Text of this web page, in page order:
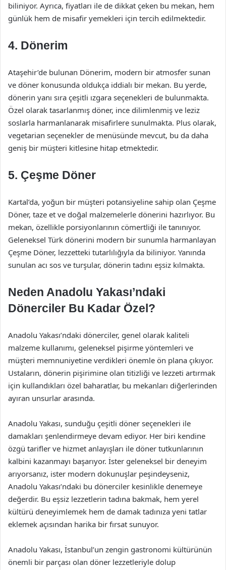
biliniyor. Ayrıca, fiyatları ile de dikkat çeken bu mekan, hem
günlük hem de misafir yemekleri için tercih edilmektedir.
4. Dönerim
Ataşehir’de bulunan Dönerim, modern bir atmosfer sunan
ve döner konusunda oldukça iddialı bir mekan. Bu yerde,
dönerin yanı sıra çeşitli ızgara seçenekleri de bulunmakta.
Özel olarak tasarlanmış döner, ince dilimlenmiş ve leziz
soslarla harmanlanarak misafirlere sunulmakta. Plus olarak,
vegetarian seçenekler de menüsünde mevcut, bu da daha
geniş bir müşteri kitlesine hitap etmektedir.
5. Çeşme Döner
Kartal’da, yoğun bir müşteri potansiyeline sahip olan Çeşme
Döner, taze et ve doğal malzemelerle dönerini hazırlıyor. Bu
mekan, özellikle porsiyonlarının cömertliği ile tanınıyor.
Geleneksel Türk dönerini modern bir sunumla harmanlayan
Çeşme Döner, lezzetteki tutarlılığıyla da biliniyor. Yanında
sunulan acı sos ve turşular, dönerin tadını eşsiz kılmakta.
Neden Anadolu Yakası’ndaki
Dönerciler Bu Kadar Özel?
Anadolu Yakası’ndaki dönerciler, genel olarak kaliteli
malzeme kullanımı, geleneksel pişirme yöntemleri ve
müşteri memnuniyetine verdikleri önemle ön plana çıkıyor.
Ustaların, dönerin pişirimine olan titizliği ve lezzeti artırmak
için kullandıkları özel baharatlar, bu mekanları diğerlerinden
ayıran unsurlar arasında.
Anadolu Yakası, sunduğu çeşitli döner seçenekleri ile
damakları şenlendirmeye devam ediyor. Her biri kendine
özgü tarifler ve hizmet anlayışları ile döner tutkunlarının
kalbini kazanmayı başarıyor. İster geleneksel bir deneyim
arıyorsanız, ister modern dokunuşlar peşindeyseniz,
Anadolu Yakası’ndaki bu dönerciler kesinlikle denemeye
değerdir. Bu eşsiz lezzetlerin tadına bakmak, hem yerel
kültürü deneyimlemek hem de damak tadınıza yeni tatlar
eklemek açısından harika bir fırsat sunuyor.
Anadolu Yakası, İstanbul’un zengin gastronomi kültürünün
önemli bir parçası olan döner lezzetleriyle dolup